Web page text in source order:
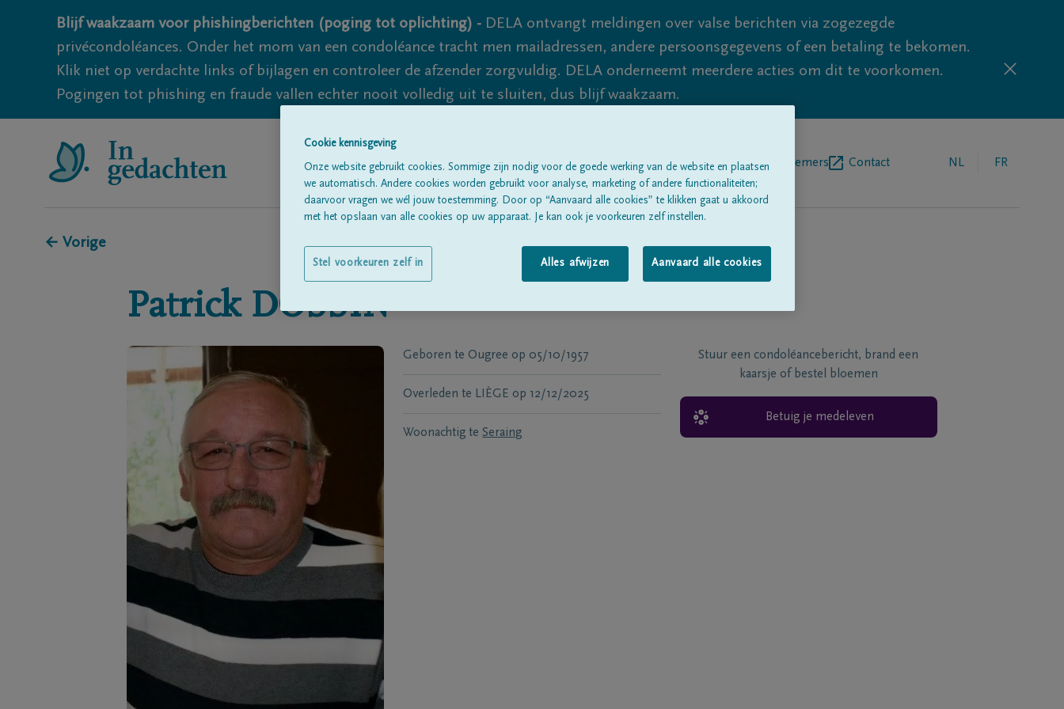
Blijf waakzaam voor phishingberichten (poging tot oplichting) - DELA ontvangt meldingen over valse berichten via zogezegde
privécondoléances. Onder het mom van een condoléance tracht men mailadressen, andere persoonsgegevens of een betaling te bekomen.
Klik niet op verdachte links of bijlagen en controleer de afzender zorgvuldig. DELA onderneemt meerdere acties om dit te voorkomen.
Pogingen tot phishing en fraude vallen echter nooit volledig uit te sluiten, dus blijf waakzaam.
Alle rouwberichtenOver onsBegrafenisondernemers Contact NL FR
← Vorige
Patrick DOSSIN
Geboren te Ougree op 05/10/1957
Overleden te LIÈGE op 12/12/2025
Woonachtig te Seraing
Stuur een condoléancebericht, brand een
kaarsje of bestel bloemen
Betuig je medeleven
Cookie kennisgeving
Onze website gebruikt cookies. Sommige zijn nodig voor de goede werking van de website en plaatsen
we automatisch. Andere cookies worden gebruikt voor analyse, marketing of andere functionaliteiten;
daarvoor vragen we wél jouw toestemming. Door op “Aanvaard alle cookies” te klikken gaat u akkoord
met het opslaan van alle cookies op uw apparaat. Je kan ook je voorkeuren zelf instellen.
Alles afwijzen Aanvaard alle cookies
Stel voorkeuren zelf in